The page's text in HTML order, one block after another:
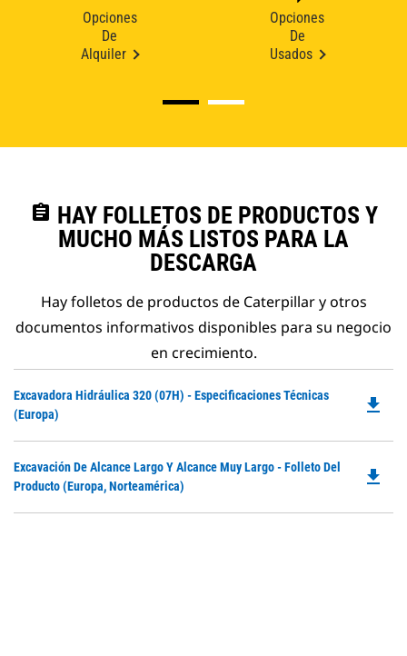
Opciones
De
Alquiler
Opciones
De
Usados
assignment HAY FOLLETOS DE PRODUCTOS Y
MUCHO MÁS LISTOS PARA LA
DESCARGA
Hay folletos de productos de Caterpillar y otros
documentos informativos disponibles para su negocio
en crecimiento.
Excavadora Hidráulica 320 (07H) - Especificaciones Técnicas
(Europa)
file_download
Excavación De Alcance Largo Y Alcance Muy Largo - Folleto Del
Producto (Europa, Norteamérica)
file_download